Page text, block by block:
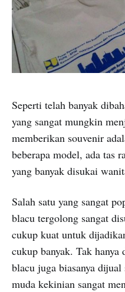
Seperti telah banyak
yang sangat mungkin
memberikan souvenir
beberapa model, ada tas
yang banyak disukai
Salah satu yang sangat
blacu tergolong sangat
cukup kuat untuk
cukup banyak. Tak hanya
blacu juga biasanya dijual
muda kekinian sangat